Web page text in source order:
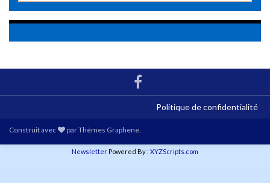
Politique de confidentialité
Construit avec parThèmes Graphene.
NewsletterPowered By : XYZScripts.com